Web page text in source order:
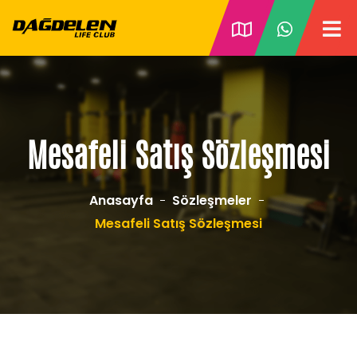
Mesafeli Satış Sözleşmesi
Anasayfa
Sözleşmeler
Mesafeli Satış Sözleşmesi